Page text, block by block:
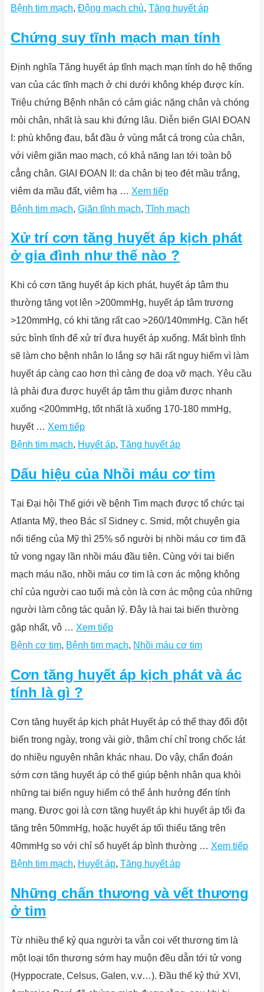
Bệnh tim mạch, Động mạch chủ, Tăng huyết áp
Chứng suy tĩnh mạch mạn tính
Định nghĩa Tăng huyết áp tĩnh mạch mạn tính do hệ thống
van của các tĩnh mạch ở chi dưới không khép được kín.
Triệu chứng Bệnh nhân có cảm giác nặng chân và chóng
mỏi chân, nhất là sau khi đứng lâu. Diễn biến GIAI ĐOẠN
I: phù không đau, bắt đầu ở vùng mắt cá trong của chân,
với viêm giãn mao mạch, có khả năng lan tới toàn bộ
cẳng chân. GIAI ĐOẠN II: da chân bị teo đét mầu trắng,
viêm da mầu đất, viêm hạ … Xem tiếp
Bệnh tim mạch, Giãn tĩnh mạch, Tĩnh mạch
Xử trí cơn tăng huyết áp kịch phát
ở gia đình như thế nào ?
Khi có cơn tăng huyết áp kịch phát, huyết áp tâm thu
thường tăng vọt lên >200mmHg, huyết áp tâm trương
>120mmHg, có khi tăng rất cao >260/140mmHg. Cần hết
sức bình tĩnh để xử trí đưa huyết áp xuống. Mất bình tĩnh
sẽ làm cho bệnh nhân lo lắng sợ hãi rất nguy hiểm vì làm
huyết áp càng cao hơn thì càng đe doạ vỡ mạch. Yêu cầu
là phải đưa được huyết áp tâm thu giảm được nhanh
xuống <200mmHg, tốt nhất là xuống 170-180 mmHg,
huyết … Xem tiếp
Bệnh tim mạch, Huyết áp, Tăng huyết áp
Dấu hiệu của Nhồi máu cơ tim
Tại Đại hội Thế giới về bệnh Tim mạch được tổ chức tại
Atlanta Mỹ, theo Bác sĩ Sidney c. Smid, một chuyên gia
nổi tiếng của Mỹ thì 25% số người bị nhồi máu cơ tim đã
tử vong ngay lần nhồi máu đầu tiên. Cùng với tai biến
mạch máu não, nhồi máu cơ tim là cơn ác mộng không
chỉ của người cao tuổi mà còn là cơn ác mộng của những
người làm công tác quản lý. Đây là hai tai biến thường
gặp nhất, vô … Xem tiếp
Bệnh cơ tim, Bệnh tim mạch, Nhồi máu cơ tim
Cơn tăng huyết áp kịch phát và ác
tính là gì ?
Cơn tăng huyết áp kịch phát Huyết áp có thể thay đổi đột
biến trong ngày, trong vài giờ, thậm chí chỉ trong chốc lát
do nhiều nguyên nhân khác nhau. Do vậy, chẩn đoán
sớm cơn tăng huyết áp có thể giúp bệnh nhân qua khỏi
những tai biến nguy hiểm có thể ảnh hưởng đến tính
mạng. Được gọi là cơn tăng huyết áp khi huyết áp tối đa
tăng trên 50mmHg, hoặc huyết áp tối thiểu tăng trên
40mmHg so với chỉ số huyết áp bình thường … Xem tiếp
Bệnh tim mạch, Huyết áp, Tăng huyết áp
Những chấn thương và vết thương
ở tim
Từ nhiều thế kỷ qua người ta vẫn coi vết thương tim là
một loại tổn thương sớm hay muộn đều dẫn tới tử vong
(Hyppocrate, Celsus, Galen, v.v…). Đầu thế kỷ thứ XVI,